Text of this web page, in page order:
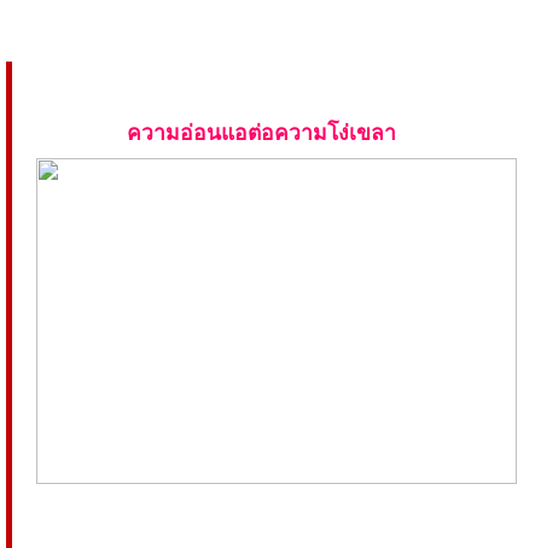
ความอ่อนแอต่อความโง่เขลา